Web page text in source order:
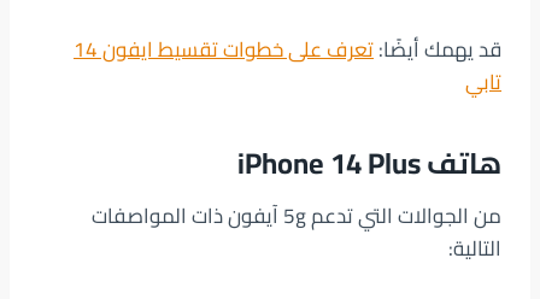
قد يهمك أيضًا:
تعرف على خطوات تقسيط ايفون 14
تابي
هاتف iPhone 14 Plus‏
من الجوالات التي تدعم 5g آيفون ذات المواصفات
التالية: